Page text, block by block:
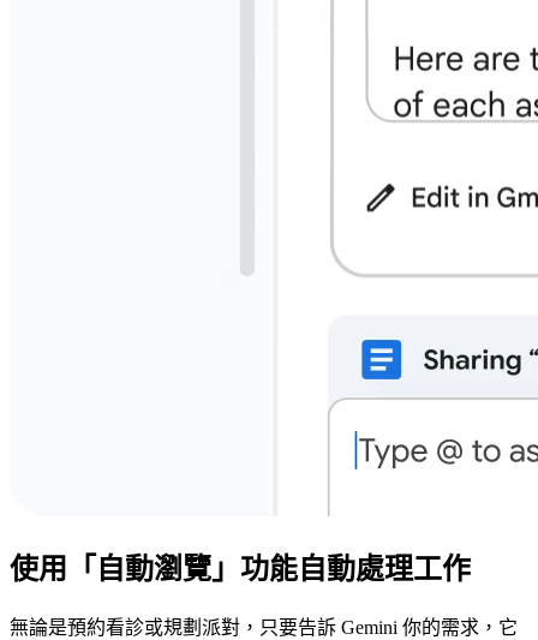
使用「自動瀏覽」功能自動處理工作
無論是預約看診或規劃派對，只要告訴 Gemini 你的需求，它